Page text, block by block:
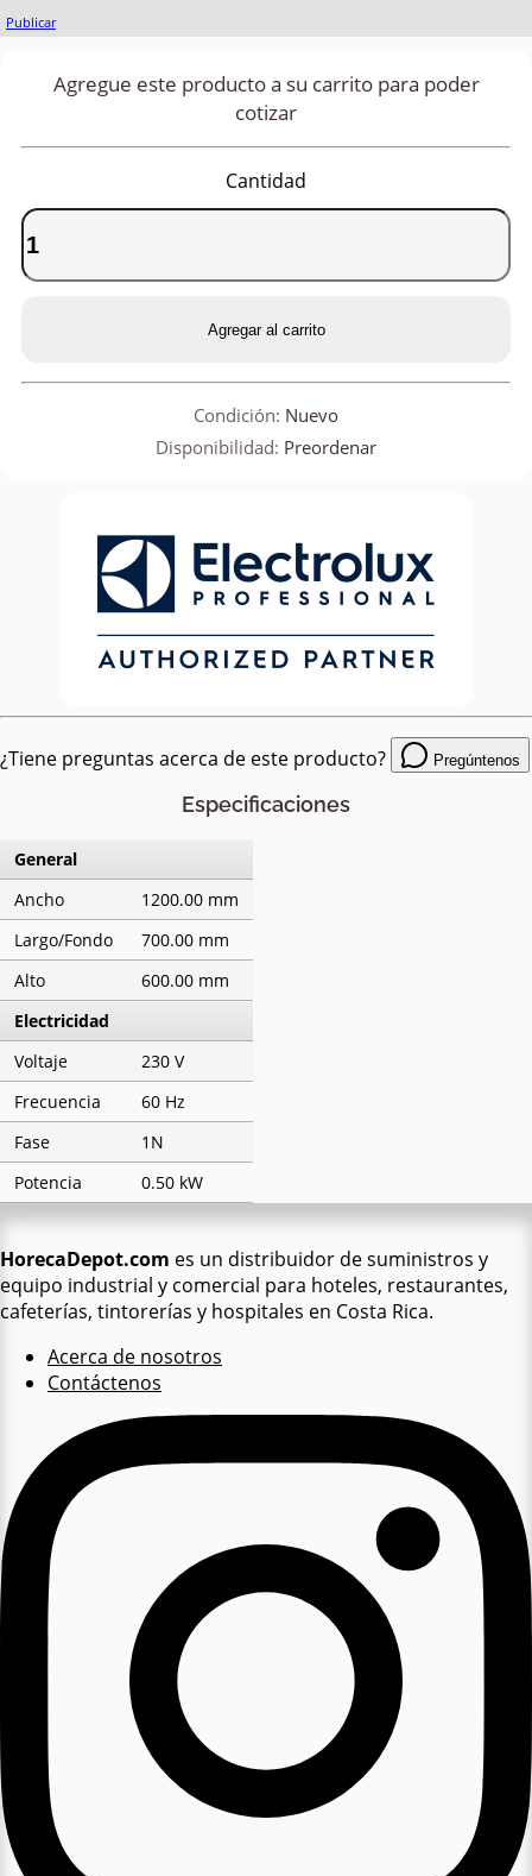
Publicar
Agregue este producto a su carrito para poder
cotizar
Cantidad
Agregar al carrito
Condición: Nuevo
Disponibilidad: Preordenar
¿Tiene preguntas acerca de este producto? Pregúntenos
Especificaciones
General
Ancho
1200.00 mm
Largo/Fondo
700.00 mm
Alto
600.00 mm
Electricidad
Voltaje
230 V
Frecuencia
60 Hz
Fase
1N
Potencia
0.50 kW
HorecaDepot.com es un distribuidor de suministros y
equipo industrial y comercial para hoteles, restaurantes,
cafeterías, tintorerías y hospitales en Costa Rica.
Acerca de nosotros
Contáctenos